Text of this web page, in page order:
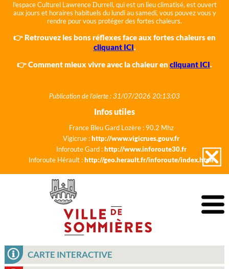
l'espace Culturel Lawrence Durrell, qui est un lieu climatisé, est ouvert
aux jours et horaires habituels du lundi au samedi, vous pouvez vous y
rendre pour vous protéger des fortes chaleurs.
👉 Retrouvez les bons réflexes face aux fortes chaleurs en
cliquant ICI.
👉 Comment mieux vivre avec la chaleur en cliquant ICI.
Publication de l'alerte : 31/07/2026 20:13:03
Infos utiles
France Bleu Gard Lozère : 90.2 Mhz
Vigicrue :http://www.vigicrues.gouv.fr
Inforoute Gard :http://www.inforoute30.fr
Inforoute Hérault :http://geo.herault.fr/inforoute/index.html
CARTE INTERACTIVE